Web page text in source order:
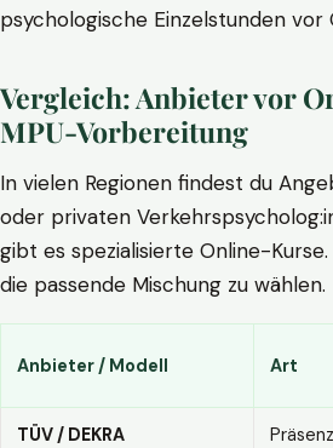
psychologische Einzelstunden
Vergleich: Anbieter vor
MPU-Vorbereitung
In vielen Regionen findest du
oder privaten
gibt es spezialisierte Online-
die passende Mischung zu wählen.
Anbieter / Modell Art
TÜV / DEKRA Präsenz